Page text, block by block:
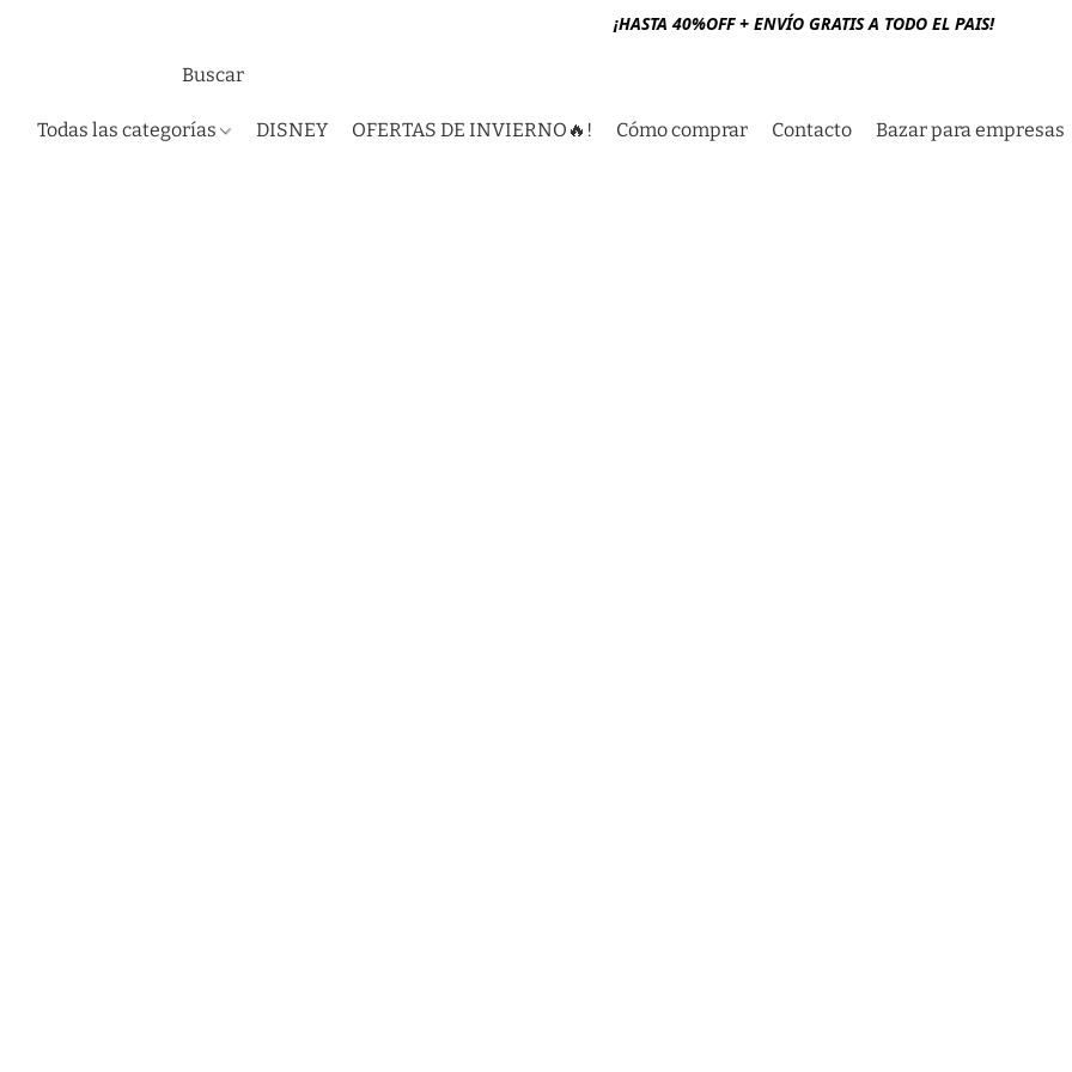
¡HASTA 40%OFF + ENVÍO GRATIS A TODO EL PAIS!
Todas las categorías DISNEY OFERTAS DE INVIERNO🔥! Cómo comprar Contacto Bazar para empresas